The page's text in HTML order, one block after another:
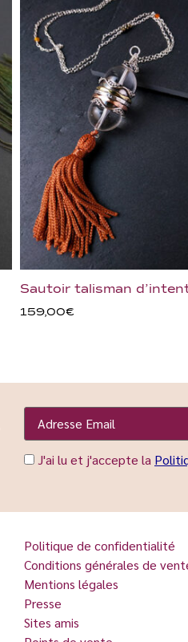
Sautoir talisman
159,00€
J'ai lu et j'accepte la
Politique de confidentialité
Conditions générales de
Mentions légales
Presse
Sites amis